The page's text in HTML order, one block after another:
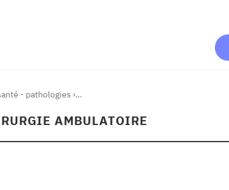
- pathologies ›
AMBULATOIRE